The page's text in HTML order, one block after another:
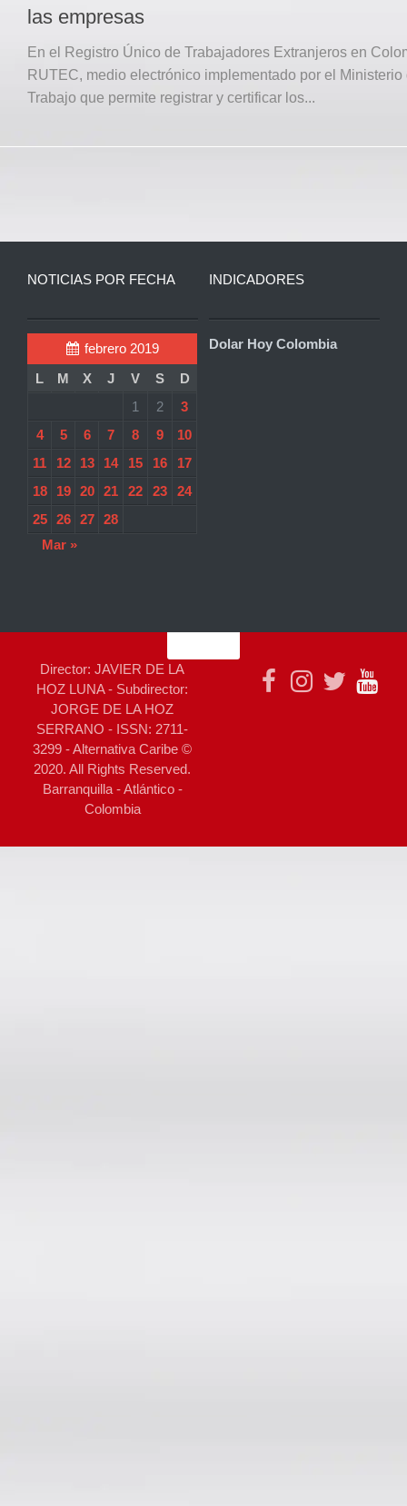
las empresas
En el Registro Único de Trabajadores Extranjeros en
RUTEC, medio electrónico implementado por el Ministerio
Trabajo que permite registrar y certificar los...
NOTICIAS POR FECHA
febrero 2019
L
M X J V S
D
1
2
3
4
5 6 7 8 9
10
11
12 13 14 15 16
17
18
19 20 21 22 23
24
25
26 27
28
Mar »
INDICADORES
Dolar Hoy Colombia
Director: JAVIER DE LA
HOZ LUNA - Subdirector:
JORGE DE LA HOZ
SERRANO - ISSN: 2711-
3299 - Alternativa Caribe ©
2020. All Rights Reserved.
Barranquilla - Atlántico -
Colombia